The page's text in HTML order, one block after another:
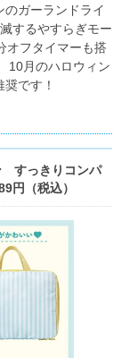
ガーランドライ
するやすらぎモー
オフタイマーも搭
10月のハロウィン
です！
すっきりコンパ
円（税込）